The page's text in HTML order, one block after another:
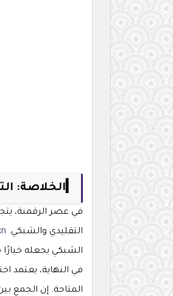
▎الخلاصة:
في عصر الرقمنة،
التقليدي والشبكي.
الشبكي يجعله
في النهاية، يعتمد
المتاحة. إن الجمع